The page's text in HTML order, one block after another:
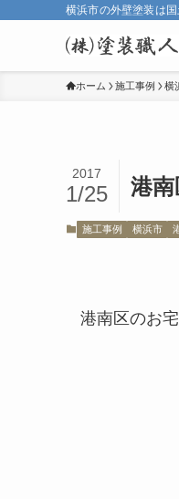
横浜市の外壁塗装は
ホーム 施工事例 横
港
2017
1/25
施工事例 横浜市
港南区のお